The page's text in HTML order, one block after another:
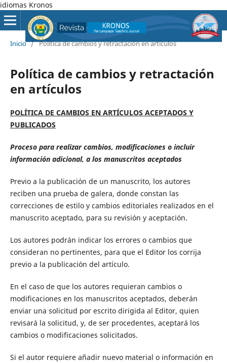
idiomas Kronos
Inicio / Política de cambios y retractación en artículos
Política de cambios y retractación
en artículos
POLÍTICA DE CAMBIOS EN ARTÍCULOS ACEPTADOS Y
PUBLICADOS
Proceso para realizar cambios, modificaciones o incluir
información adicional, a los manuscritos aceptados
Previo a la publicación de un manuscrito, los autores
reciben una prueba de galera, donde constan las
correcciones de estilo y cambios editoriales realizados en el
manuscrito aceptado, para su revisión y aceptación.
Los autores podrán indicar los errores o cambios que
consideran no pertinentes, para que el Editor los corrija
previo a la publicación del artículo.
En el caso de que los autores requieran cambios o
modificaciones en los manuscritos aceptados, deberán
enviar una solicitud por escrito dirigida al Editor, quien
revisará la solicitud, y, de ser procedentes, aceptará los
cambios o modificaciones solicitados.
Si el autor requiere añadir nuevo material o información en